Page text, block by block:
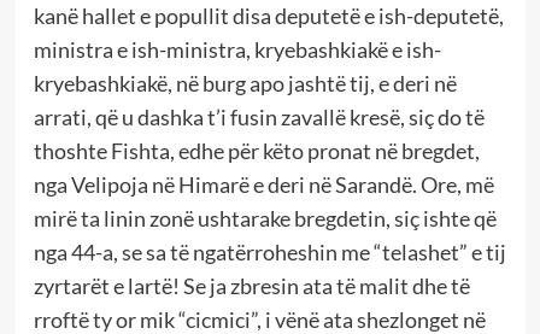
kanë hallet e popullit disa deputetë e ish-deputetë,
ministra e ish-ministra, kryebashkiakë e ish-
kryebashkiakë, në burg apo jashtë tij, e deri në
arrati, që u dashka t’i fusin zavallë kresë, siç do të
thoshte Fishta, edhe për këto pronat në bregdet,
nga Velipoja në Himarë e deri në Sarandë. Ore, më
mirë ta linin zonë ushtarake bregdetin, siç ishte që
nga 44-a, se sa të ngatërroheshin me “telashet” e tij
zyrtarët e lartë! Se ja zbresin ata të malit dhe të
rroftë ty or mik “cicmici”, i vënë ata shezlonget në